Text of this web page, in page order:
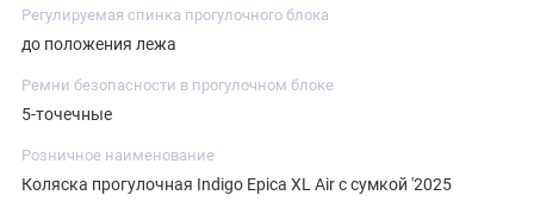
Регулируемая спинка прогулочного блока
до положения лежа
Ремни безопасности в прогулочном блоке
5-точечные
Розничное наименование
Коляска прогулочная Indigo Epica XL Air с сумкой '2025